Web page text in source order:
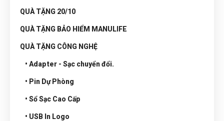
QUÀ TẶNG 20/10
QUÀ TẶNG BẢO HIỂM MANULIFE
QUÀ TẶNG CÔNG NGHỆ
• Adapter - Sạc chuyển đổi.
• Pin Dự Phòng
• Sổ Sạc Cao Cấp
• USB In Logo